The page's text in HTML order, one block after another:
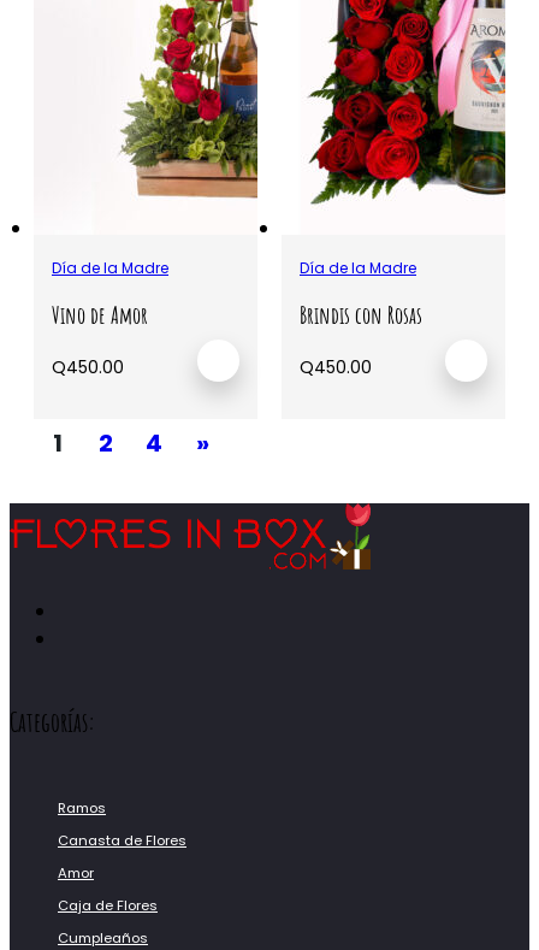
Día de la Madre
Vino de Amor
Q450.00
Día de la Madre
Brindis con Rosas
Q450.00
1 2 4 »
Categorías:
Ramos
Canasta de Flores
Amor
Caja de Flores
Cumpleaños